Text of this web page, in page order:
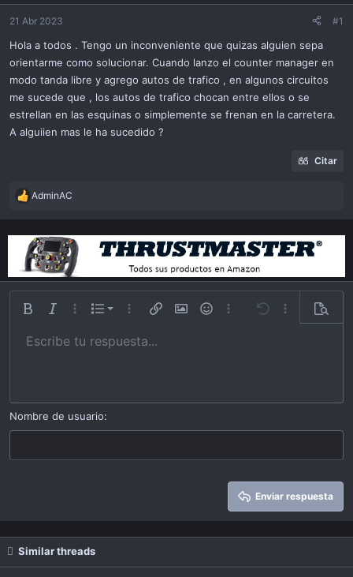
ó
21 Abr 2023 #1
Hola a todos . Tengo un inconveniente que quizas alguien sepa
orientarme como solucionar. Cuando lanzo el counter manager en
modo tanda libre y agrego autos de trafico , en algunos circuitos
me sucede que , los autos de trafico chocan entre ellos o se
estrellan en las esquinas o simplemente se frenan en la carretera.
A alguiien mas le ha sucedido ?
Citar
R
AdminAC
Bold ItálicaMás opciones…
List
Lista ordenada
Lista desordena
Más opciones…
Insert linkInsert image
Emoticonos
Más opciones…
Undo Más
Tamaño 9
15
18
22
Color de texto
Familia Arial
Times New Roman
Strike-through
SubrayarInline code
AlineamientoAlinear a izquierda
Justify text
Paragraph format
Normal
Heading 2
Heading 3
Cita VideosInsert table
Insert horizontal line
SpoilerCódigo
RedoToggle BB code
Remover formato
BorradoresGuardar borrador
Escribe tu respuesta...
Nombre de usuario
Enviar respuesta
Similar threads